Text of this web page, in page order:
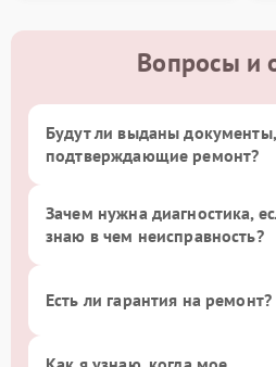
Вопросы и
Будут ли выданы документы,
подтверждающие ремонт?
Зачем нужна диагностика,
знаю в чем неисправность?
Есть ли гарантия на ремонт?